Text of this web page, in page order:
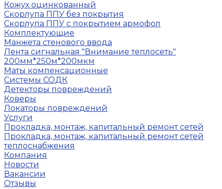
Кожух оцинкованный
Скорлупа ППУ без покрытия
Скорлупа ППУ с покрытием армофол
Комплектующие
Манжета стенового ввода
Лента сигнальная "Внимание теплосеть"
200мм*250м*200мкм
Маты компенсационные
Системы СОДК
Детекторы повреждений
Коверы
Локаторы повреждений
Услуги
Прокладка, монтаж, капитальный ремонт сетей
Прокладка, монтаж, капитальный ремонт сетей
теплоснабжения
Компания
Новости
Вакансии
Отзывы